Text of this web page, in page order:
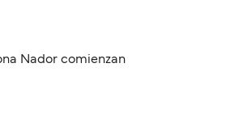
Nador comienzan